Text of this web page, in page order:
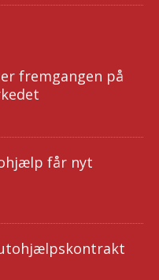
fremgangen på
får nyt